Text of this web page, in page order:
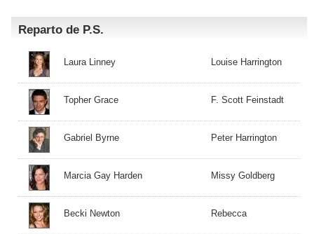
Reparto de P.S.
Laura Linney Louise Harrington
Topher Grace F. Scott Feinstadt
Gabriel Byrne Peter Harrington
Marcia Gay Harden Missy Goldberg
Becki Newton Rebecca